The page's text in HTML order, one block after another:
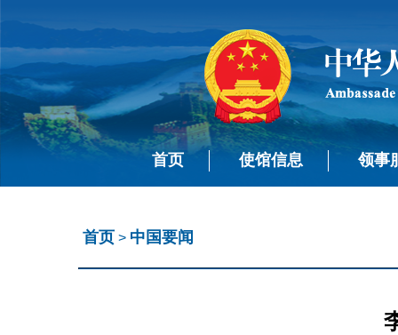
首页 使馆信息 领事
首页 > 中国要闻